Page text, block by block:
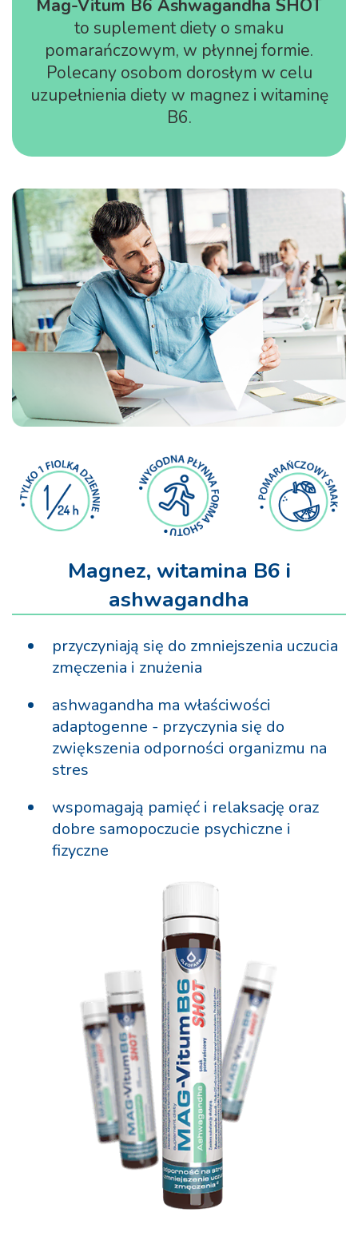
Mag-Vitum B6 Ashwagandha SHOT
to suplement diety o smaku
pomarańczowym, w płynnej formie.
Polecany osobom dorosłym w celu
uzupełnienia diety w magnez i witaminę
B6.
Magnez, witamina B6 i
ashwagandha
przyczyniają się do zmniejszenia uczucia
zmęczenia i znużenia
ashwagandha ma właściwości
adaptogenne - przyczynia się do
zwiększenia odporności organizmu na
stres
wspomagają pamięć i relaksację oraz
dobre samopoczucie psychiczne i
fizyczne